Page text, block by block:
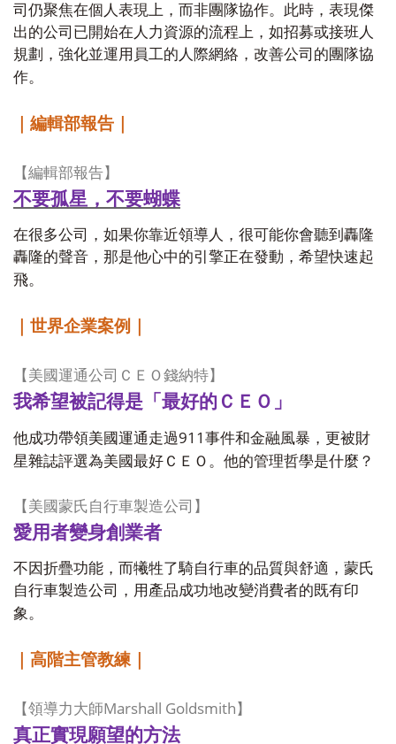
司仍聚焦在個人表現上，而非團隊協作。此時，表現傑
出的公司已開始在人力資源的流程上，如招募或接班人
規劃，強化並運用員工的人際網絡，改善公司的團隊協
作。
｜編輯部報告｜
【編輯部報告】
不要孤星，不要蝴蝶
在很多公司，如果你靠近領導人，很可能你會聽到轟隆
轟隆的聲音，那是他心中的引擎正在發動，希望快速起
飛。
｜世界企業案例｜
【美國運通公司ＣＥＯ錢納特】
我希望被記得是「最好的ＣＥＯ」
他成功帶領美國運通走過911 事件和金融風暴，更被財
星雜誌評選為美國最好ＣＥＯ。他的管理哲學是什麼？
【美國蒙氏自行車製造公司】
愛用者變身創業者
不因折疊功能，而犧牲了騎自行車的品質與舒適，蒙氏
自行車製造公司，用產品成功地改變消費者的既有印
象。
｜高階主管教練｜
【領導力大師Marshall Goldsmith 】
真正實現願望的方法